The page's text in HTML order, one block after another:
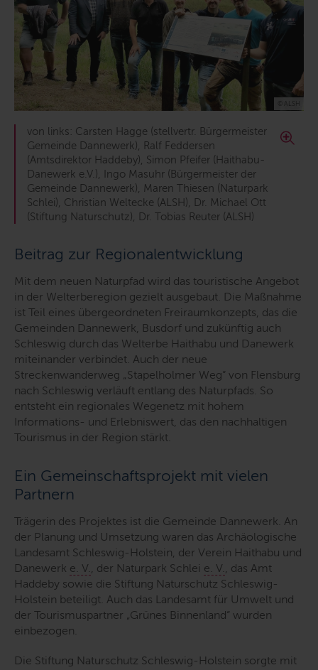
© ALSH
von links: Carsten Hagge (stellvertr. Bürgermeister
Gemeinde Dannewerk), Ralf Feddersen
(Amtsdirektor Haddeby), Simon Pfeifer (Haithabu-
Danewerk e.V.), Ingo Masuhr (Bürgermeister der
Gemeinde Dannewerk), Maren Thiesen (Naturpark
Schlei), Christian Weltecke (ALSH), Dr. Michael Ott
(Stiftung Naturschutz), Dr. Tobias Reuter (ALSH)
Beitrag zur Regionalentwicklung
Mit dem neuen Naturpfad wird das touristische Angebot
in der Welterberegion gezielt ausgebaut. Die Maßnahme
ist Teil eines übergeordneten Freiraumkonzepts, das die
Gemeinden Dannewerk, Busdorf und zukünftig auch
Schleswig durch das Welterbe Haithabu und Danewerk
miteinander verbindet. Auch der neue
Streckenwanderweg „Stapelholmer Weg“ von Flensburg
nach Schleswig verläuft entlang des Naturpfads. So
entsteht ein regionales Wegenetz mit hohem
Informations- und Erlebniswert, das den nachhaltigen
Tourismus in der Region stärkt.
Ein Gemeinschaftsprojekt mit vielen
Partnern
Trägerin des Projektes ist die Gemeinde Dannewerk. An
der Planung und Umsetzung waren das Archäologische
Landesamt Schleswig-Holstein, der Verein Haithabu und
Danewerk e. V. , der Naturpark Schlei e. V. , das Amt
Haddeby sowie die Stiftung Naturschutz Schleswig-
Holstein beteiligt. Auch das Landesamt für Umwelt und
der Tourismuspartner „Grünes Binnenland“ wurden
einbezogen.
Die Stiftung Naturschutz Schleswig-Holstein sorgte mit